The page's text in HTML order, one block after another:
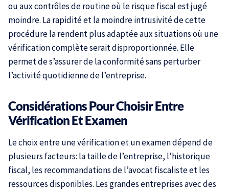
ou aux contrôles de routine où le risque fiscal est jugé
moindre. La rapidité et la moindre intrusivité de cette
procédure la rendent plus adaptée aux situations où une
vérification complète serait disproportionnée. Elle
permet de s’assurer de la conformité sans perturber
l’activité quotidienne de l’entreprise.
Considérations Pour Choisir Entre
Vérification Et Examen
Le choix entre une vérification et un examen dépend de
plusieurs facteurs: la taille de l’entreprise, l’historique
fiscal, les recommandations de l’avocat fiscaliste et les
ressources disponibles. Les grandes entreprises avec des